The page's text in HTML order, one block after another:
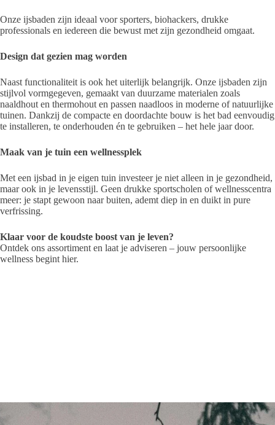
Onze ijsbaden zijn ideaal voor sporters, biohackers, drukke
professionals en iedereen die bewust met zijn gezondheid omgaat.
Design dat gezien mag worden
Naast functionaliteit is ook het uiterlijk belangrijk. Onze ijsbaden zijn
stijlvol vormgegeven, gemaakt van duurzame materialen zoals
naaldhout en thermohout en passen naadloos in moderne of natuurlijke
tuinen. Dankzij de compacte en doordachte bouw is het bad eenvoudig
te installeren, te onderhouden én te gebruiken – het hele jaar door.
Maak van je tuin een wellnessplek
Met een ijsbad in je eigen tuin investeer je niet alleen in je gezondheid,
maar ook in je levensstijl. Geen drukke sportscholen of wellnesscentra
meer: je stapt gewoon naar buiten, ademt diep in en duikt in pure
verfrissing.
Klaar voor de koudste boost van je leven?
Ontdek ons assortiment en laat je adviseren – jouw persoonlijke
wellness begint hier.